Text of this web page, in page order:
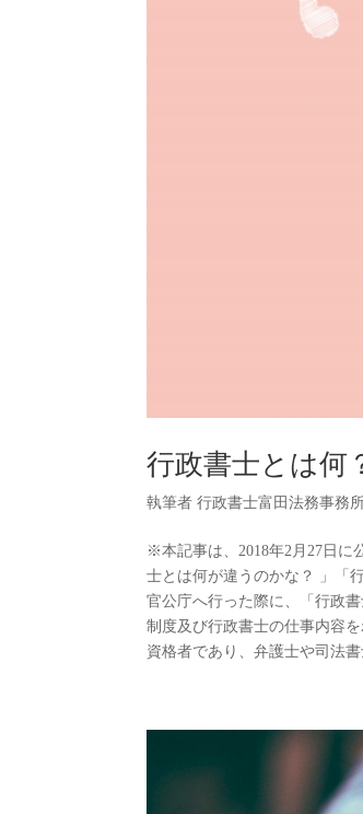
行政書士とは何
執筆者行政書士富田法務事務
※本記事は、2018年2月27日に
士とは何が違うのかな？ 」「
官公庁へ行った際に、「行政
制度及び行政書士の仕事内容
資格者であり、弁護士や司法